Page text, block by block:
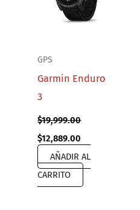
GPS
Garmin Enduro
3
$19,999.00
Original
price
was:
$19,999.00.
$12,889.00
price
is:
$12,889.00.
AÑADIR AL
CARRITO